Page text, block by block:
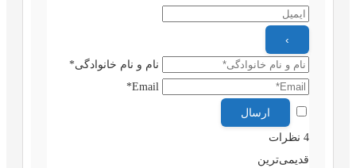
نام و نام خانوادگی*
Email*
4 نظرات
قدیمی‌ترین